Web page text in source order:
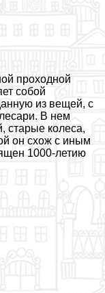
проходной
собой
из вещей, с
В нем
старые колеса,
он схож с иным
1000-летию